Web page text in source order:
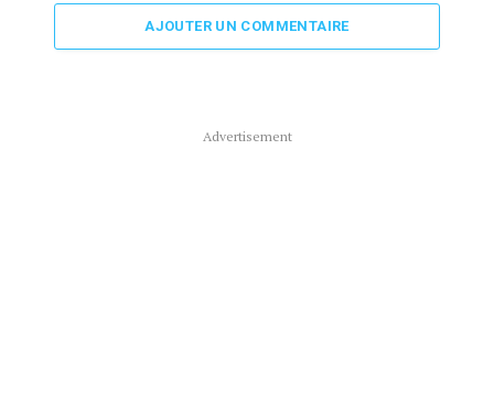
AJOUTER UN COMMENTAIRE
Advertisement